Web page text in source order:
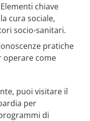
chiave
cura sociale,
socio-sanitari.
pratiche
operare come
puoi visitare il
per
di